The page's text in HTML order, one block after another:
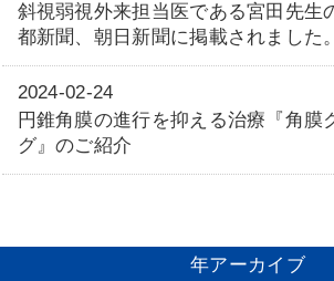
斜視弱視外来担当医である宮田先生
都新聞、朝日新聞に掲載されました。
2024-02-24
円錐角膜の進行を抑える治療『角膜
グ』のご紹介
年アーカイブ